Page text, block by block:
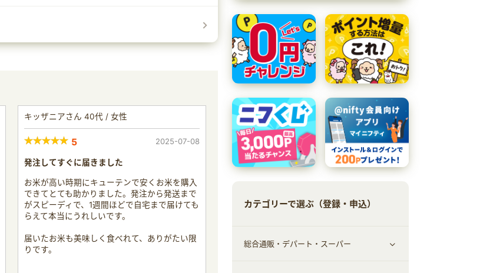
キッザニアさん 40代 / 女性
5 2025-07-08
発注してすぐに届きました
お米が高い時期にキューテンで安くお米を購入
できてとても助かりました。発注から発送まで
がスピーディで、1週間ほどで自宅まで届けても
らえて本当にうれしいです。
届いたお米も美味しく食べれて、ありがたい限
りです。
カテゴリーで選ぶ（登録・申込）
総合通販・デパート・スーパー